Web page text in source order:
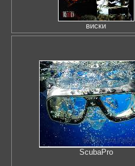
виски
ScubaPro